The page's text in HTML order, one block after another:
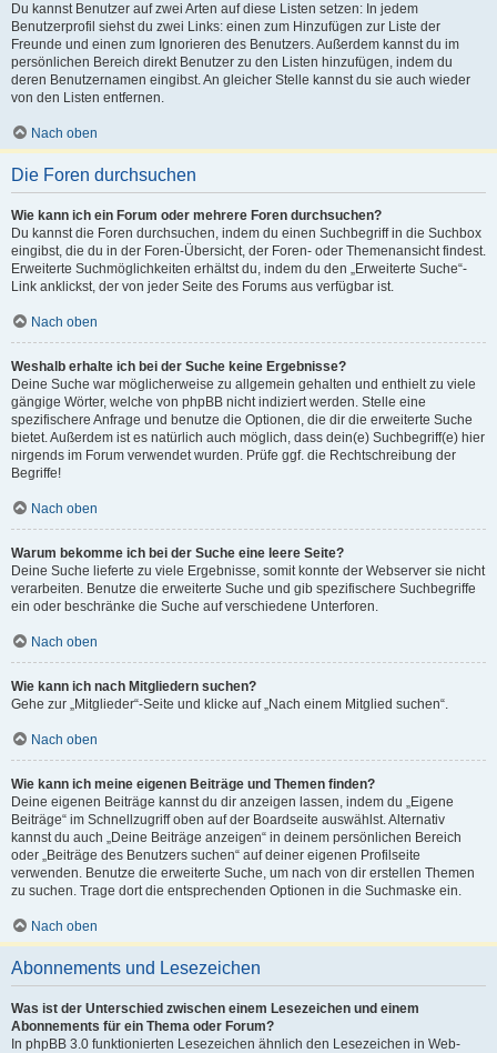
Du kannst Benutzer auf zwei Arten auf diese Listen setzen: In jedem
Benutzerprofil siehst du zwei Links: einen zum Hinzufügen zur Liste der
Freunde und einen zum Ignorieren des Benutzers. Außerdem kannst du im
persönlichen Bereich direkt Benutzer zu den Listen hinzufügen, indem du
deren Benutzernamen eingibst. An gleicher Stelle kannst du sie auch wieder
von den Listen entfernen.
Nach oben
Die Foren durchsuchen
Wie kann ich ein Forum oder mehrere Foren durchsuchen?
Du kannst die Foren durchsuchen, indem du einen Suchbegriff in die Suchbox
eingibst, die du in der Foren-Übersicht, der Foren- oder Themenansicht findest.
Erweiterte Suchmöglichkeiten erhältst du, indem du den „Erweiterte Suche“-
Link anklickst, der von jeder Seite des Forums aus verfügbar ist.
Nach oben
Weshalb erhalte ich bei der Suche keine Ergebnisse?
Deine Suche war möglicherweise zu allgemein gehalten und enthielt zu viele
gängige Wörter, welche von phpBB nicht indiziert werden. Stelle eine
spezifischere Anfrage und benutze die Optionen, die dir die erweiterte Suche
bietet. Außerdem ist es natürlich auch möglich, dass dein(e) Suchbegriff(e) hier
nirgends im Forum verwendet wurden. Prüfe ggf. die Rechtschreibung der
Begriffe!
Nach oben
Warum bekomme ich bei der Suche eine leere Seite?
Deine Suche lieferte zu viele Ergebnisse, somit konnte der Webserver sie nicht
verarbeiten. Benutze die erweiterte Suche und gib spezifischere Suchbegriffe
ein oder beschränke die Suche auf verschiedene Unterforen.
Nach oben
Wie kann ich nach Mitgliedern suchen?
Gehe zur „Mitglieder“-Seite und klicke auf „Nach einem Mitglied suchen“.
Nach oben
Wie kann ich meine eigenen Beiträge und Themen finden?
Deine eigenen Beiträge kannst du dir anzeigen lassen, indem du „Eigene
Beiträge“ im Schnellzugriff oben auf der Boardseite auswählst. Alternativ
kannst du auch „Deine Beiträge anzeigen“ in deinem persönlichen Bereich
oder „Beiträge des Benutzers suchen“ auf deiner eigenen Profilseite
verwenden. Benutze die erweiterte Suche, um nach von dir erstellen Themen
zu suchen. Trage dort die entsprechenden Optionen in die Suchmaske ein.
Nach oben
Abonnements und Lesezeichen
Was ist der Unterschied zwischen einem Lesezeichen und einem
Abonnements für ein Thema oder Forum?
In phpBB 3.0 funktionierten Lesezeichen ähnlich den Lesezeichen in Web-